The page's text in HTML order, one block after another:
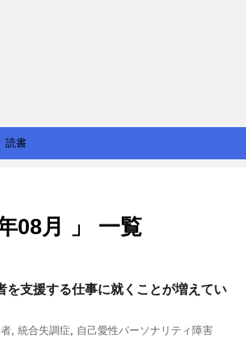
読書
08月 」 一覧
を支援する仕事に就くことが増えてい
, 統合失調症, 自己愛性パーソナリティ障害